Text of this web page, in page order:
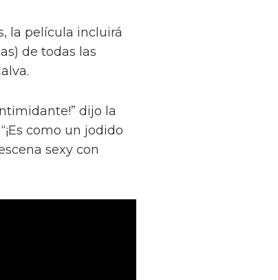
la película incluirá
de todas las
dijo la
como un jodido
sexy con